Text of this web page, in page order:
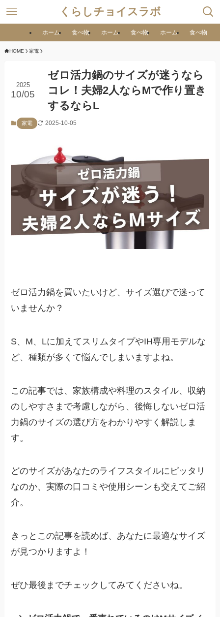
くらしチョイスラボ
ホーム 食べ物 ホーム 食べ物 ホーム 食べ物
HOME 家電
ゼロ活力鍋のサイズが迷うなら
コレ！夫婦2人ならMで作り置き
するならL
2025
10/05
家電 2025-10-05
ゼロ活力鍋を買いたいけど、サイズ選びで迷って
いませんか？
S、M、Lに加えてスリムタイプやIH専用モデルな
ど、種類が多くて悩んでしまいますよね。
この記事では、家族構成や料理のスタイル、収納
のしやすさまで考慮しながら、後悔しないゼロ活
力鍋のサイズの選び方をわかりやすく解説しま
す。
どのサイズがあなたのライフスタイルにピッタリ
なのか、実際の口コミや使用シーンも交えてご紹
介。
きっとこの記事を読めば、あなたに最適なサイズ
が見つかりますよ！
ぜひ最後までチェックしてみてくださいね。